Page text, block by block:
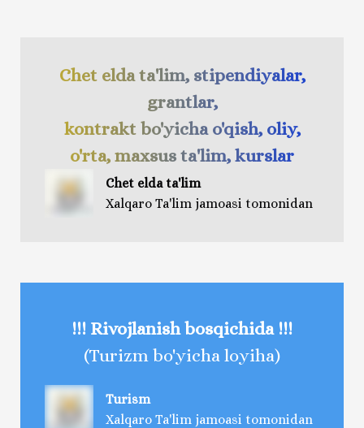
Chet elda ta'lim, stipendiyalar,
grantlar,
kontrakt bo'yicha o'qish, oliy,
o'rta, maxsus ta'lim, kurslar
Chet elda ta'lim
Xalqaro Ta'lim jamoasi tomonidan
!!! Rivojlanish bosqichida !!!
(Turizm bo'yicha loyiha)
Turism
Xalqaro Ta'lim jamoasi tomonidan